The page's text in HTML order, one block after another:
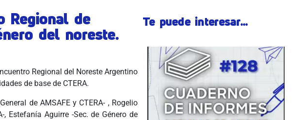
Regional de
del noreste.
Regional del Noreste Argentino
de base de CTERA.
de AMSAFE y CTERA- , Rogelio
, Estefanía Aguirre -Sec. de Género de
Te puede interesar...